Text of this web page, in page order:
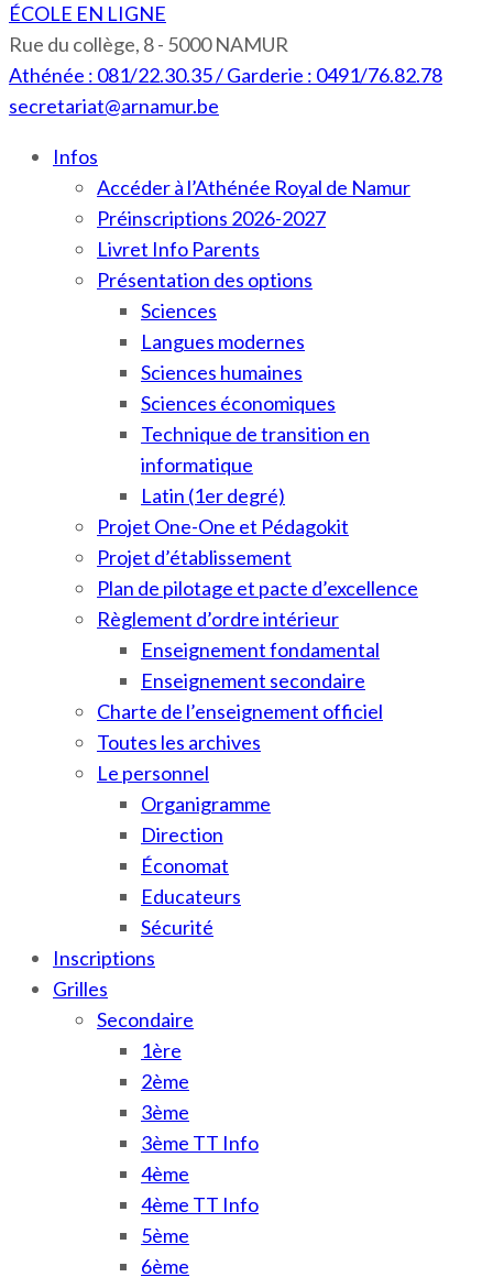
ÉCOLE EN LIGNE
Rue du collège, 8 - 5000 NAMUR
Athénée : 081/22.30.35 / Garderie : 0491/76.82.78
secretariat@arnamur.be
Infos
Accéder à l’Athénée Royal de Namur
Préinscriptions 2026-2027
Livret Info Parents
Présentation des options
Sciences
Langues modernes
Sciences humaines
Sciences économiques
Technique de transition en
informatique
Latin (1er degré)
Projet One-One et Pédagokit
Projet d’établissement
Plan de pilotage et pacte d’excellence
Règlement d’ordre intérieur
Enseignement fondamental
Enseignement secondaire
Charte de l’enseignement officiel
Toutes les archives
Le personnel
Organigramme
Direction
Économat
Educateurs
Sécurité
Inscriptions
Grilles
Secondaire
1ère
2ème
3ème
3ème TT Info
4ème
4ème TT Info
5ème
6ème